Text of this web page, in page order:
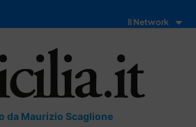
Il Network
da Maurizio Scaglione